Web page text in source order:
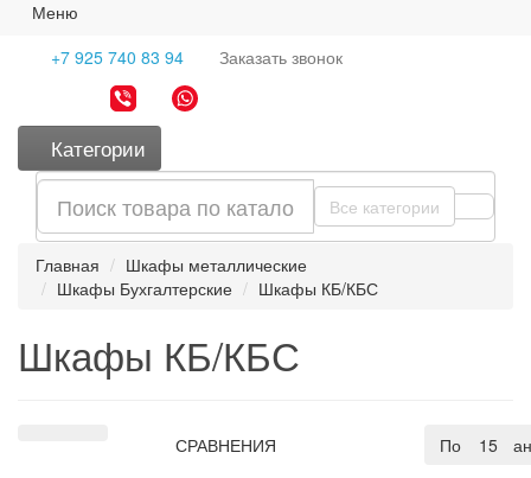
Меню
+7 925 740 83 94
Заказать звонок
Категории
Все категории
Главная
Шкафы металлические
Шкафы Бухгалтерские
Шкафы КБ/КБС
Шкафы КБ/КБС
СРАВНЕНИЯ 15
По